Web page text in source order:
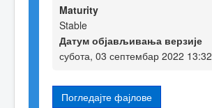
Maturity
Stable
Датум објављивања верзије
субота, 03 септембар 2022 13:32
Погледајте фајлове